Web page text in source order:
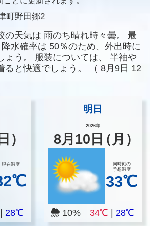
町野田郷2
の天気は 雨のち晴れ時々曇。
最
降水確率は 50％のため、外出時に
う。
服装については、
半袖や
ると快適でしょう。
（ 8月9日 12
）
現在温度
28℃
明日
2026年
8月 10 日（月）
同時刻の
予想温度
33℃
10% 34℃ |28℃